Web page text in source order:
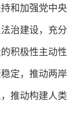
和加强党中央
治建设，充分
积极性主动性
定，推动两岸
推动构建人类